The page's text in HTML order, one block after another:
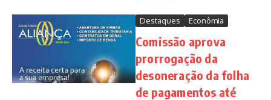
Destaques Econômia
Comissão aprova
prorrogação da
desoneração da folha
de pagamentos até